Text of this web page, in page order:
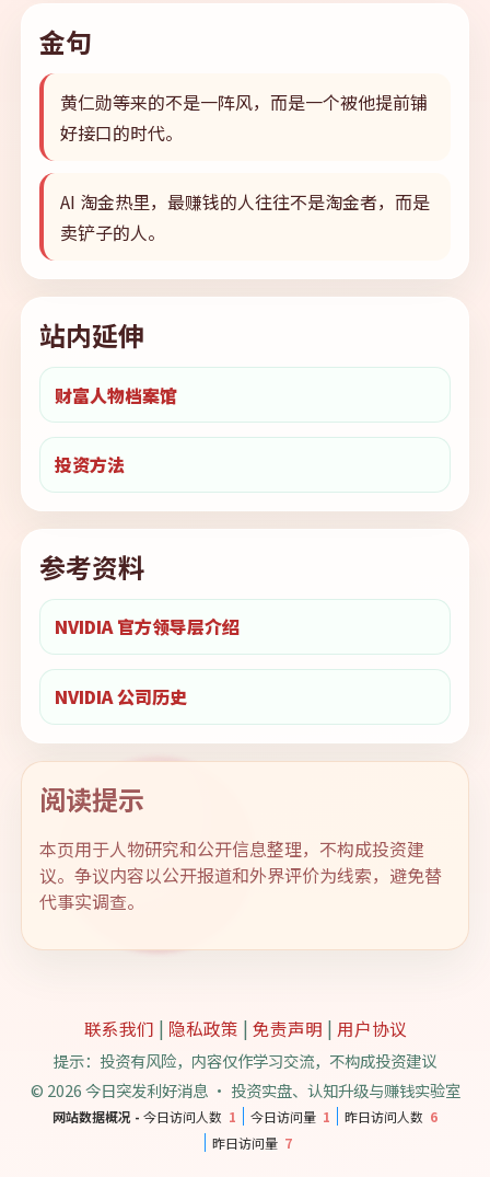
金句
黄仁勋等来的不是一阵风，而是一个被他提前铺
好接口的时代。
AI 淘金热里，最赚钱的人往往不是淘金者，而是
卖铲子的人。
站内延伸
财富人物档案馆
投资方法
参考资料
NVIDIA 官方领导层介绍
NVIDIA 公司历史
阅读提示
本页用于人物研究和公开信息整理，不构成投资建
议。争议内容以公开报道和外界评价为线索，避免替
代事实调查。
联系我们 | 隐私政策 | 免责声明 | 用户协议
提示：投资有风险，内容仅作学习交流，不构成投资建议
© 2026 今日突发利好消息 · 投资实盘、认知升级与赚钱实验室
网站数据概况 - 今日访问人数 1 今日访问量 1 昨日访问人数 6
昨日访问量 7